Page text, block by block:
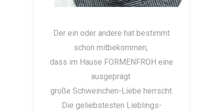
Der ein oder andere hat bestimmt
schon mitbekommen,
dass im Hause FORMENFROH eine
ausgeprägt
große Schweinchen-Liebe herrscht.
Die geliebstesten Lieblings-